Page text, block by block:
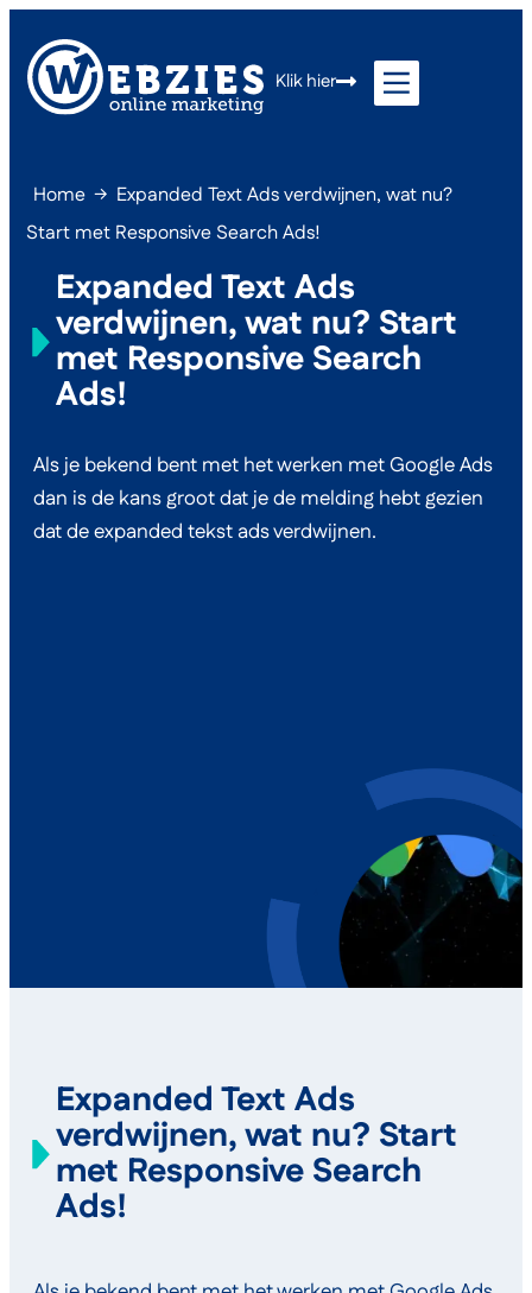
Klik hier
Home → Expanded Text Ads verdwijnen, wat nu?
Start met Responsive Search Ads!
Expanded Text Ads
verdwijnen, wat nu? Start
met Responsive Search
Ads!
Als je bekend bent met het werken met Google Ads
dan is de kans groot dat je de melding hebt gezien
dat de expanded tekst ads verdwijnen.
Expanded Text Ads
verdwijnen, wat nu? Start
met Responsive Search
Ads!